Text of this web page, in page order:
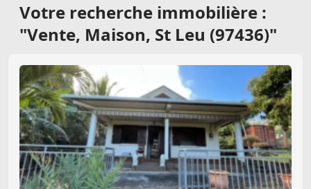
Votre recherche immobilière :
"Vente, Maison, St Leu (97436)"